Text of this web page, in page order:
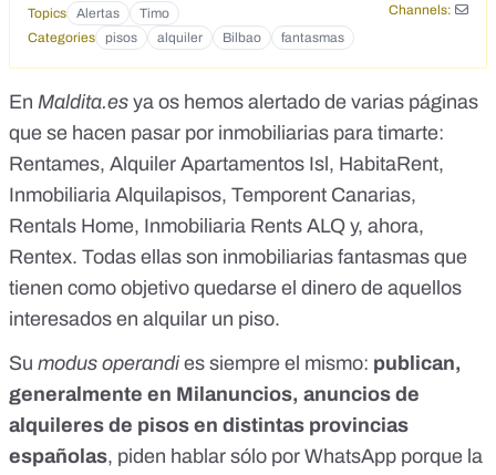
Topics Alertas Timo
Channels:
Categories
pisos alquiler Bilbao fantasmas
En Maldita.es ya os hemos alertado de varias páginas
que se hacen pasar por inmobiliarias para timarte:
Rentames, Alquiler Apartamentos Isl , HabitaRent,
Inmobiliaria Alquilapisos, Temporent Canarias,
Rentals Home, Inmobiliaria Rents ALQ y, ahora,
Rentex. Todas ellas son inmobiliarias fantasmas que
tienen como objetivo quedarse el dinero de aquellos
interesados en alquilar un piso.
Su modus operandies siempre el mismo: publican,
generalmente en Milanuncios, anuncios de
alquileres de pisos en distintas provincias
españolas, piden hablar sólo por WhatsApp porque la